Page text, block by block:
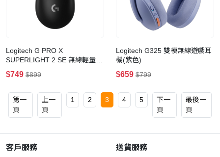
Logitech G PRO X
SUPERLIGHT 2 SE 無線輕量化
電競滑鼠(SE版-黑色)
$749 $899
Logitech G325 雙模無線遊戲耳
機(紫色)
$659 $799
第一
頁
上一
頁
1 2 3 4 5
下一
頁
最後一
頁
客戶服務 送貨服務